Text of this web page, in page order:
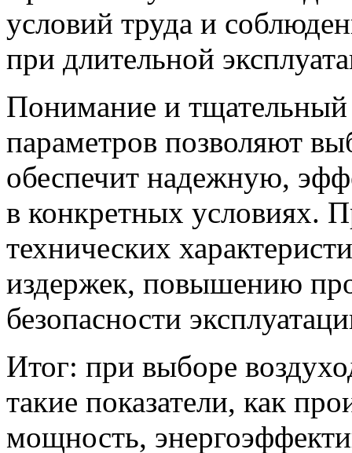
условий труда и
при длительной
Понимание и тщательный
параметров позволяют
обеспечит надежную,
в конкретных условиях.
технических
издержек, повышению
безопасности
Итог: при выборе
такие показатели, как
мощность,